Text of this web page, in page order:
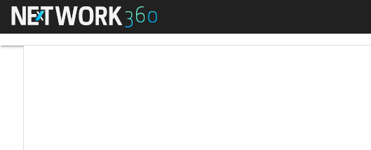
Menú